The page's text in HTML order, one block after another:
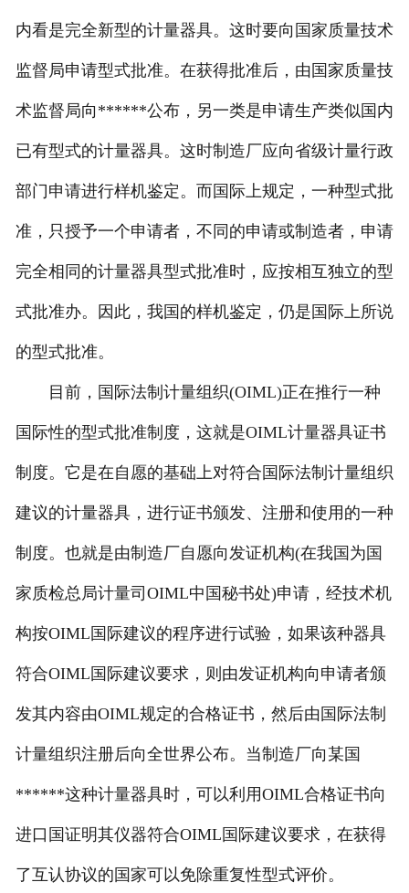
内看是完全新型的计量器具。这时要向国家质量技术
监督局申请型式批准。在获得批准后，由国家质量技
术监督局向******公布，另一类是申请生产类似国内
已有型式的计量器具。这时制造厂应向省级计量行政
部门申请进行样机鉴定。而国际上规定，一种型式批
准，只授予一个申请者，不同的申请或制造者，申请
完全相同的计量器具型式批准时，应按相互独立的型
式批准办。因此，我国的样机鉴定，仍是国际上所说
的型式批准。
目前，国际法制计量组织(OIML)正在推行一种
国际性的型式批准制度，这就是OIML计量器具证书
制度。它是在自愿的基础上对符合国际法制计量组织
建议的计量器具，进行证书颁发、注册和使用的一种
制度。也就是由制造厂自愿向发证机构(在我国为国
家质检总局计量司OIML中国秘书处)申请，经技术机
构按OIML国际建议的程序进行试验，如果该种器具
符合OIML国际建议要求，则由发证机构向申请者颁
发其内容由OIML规定的合格证书，然后由国际法制
计量组织注册后向全世界公布。当制造厂向某国
******这种计量器具时，可以利用OIML合格证书向
进口国证明其仪器符合OIML国际建议要求，在获得
了互认协议的国家可以免除重复性型式评价。